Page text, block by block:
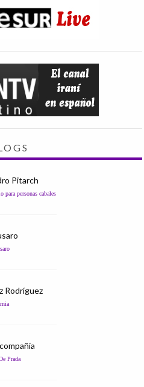
Pitarch
para personas cabales
Rodríguez
Prada